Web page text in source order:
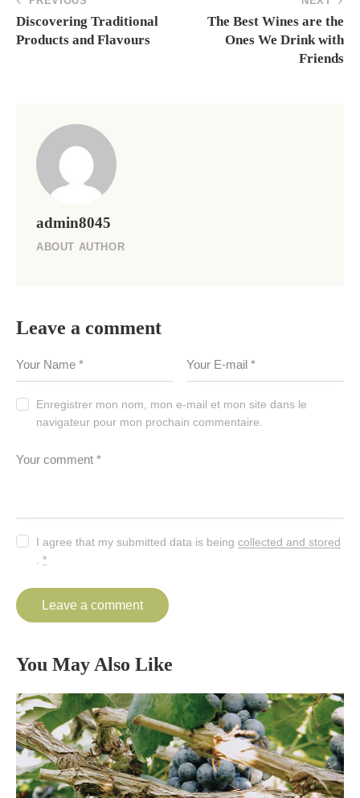
Discovering Traditional
Products and Flavours
The Best Wines are the
Ones We Drink with
Friends
admin8045
ABOUT AUTHOR
Leave a comment
Enregistrer mon nom, mon e-mail et mon site dans le
navigateur pour mon prochain commentaire.
I agree that my submitted data is beingcollected and stored
.*
You May Also Like